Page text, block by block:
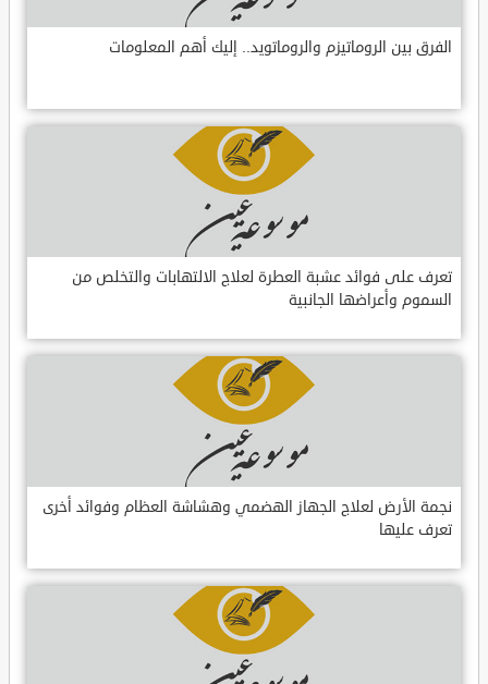
الفرق بين الروماتيزم والروماتويد.. إليك أهم المعلومات
تعرف على فوائد عشبة العطرة لعلاج الالتهابات والتخلص من
السموم وأعراضها الجانبية
نجمة الأرض لعلاج الجهاز الهضمي وهشاشة العظام وفوائد أخرى
تعرف عليها